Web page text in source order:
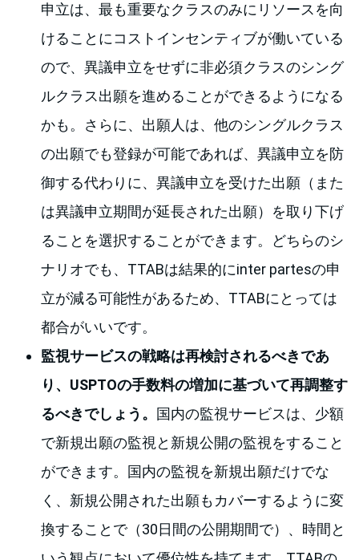
申立は、最も重要なクラスのみにリソースを向
けることにコストインセンティブが働いている
ので、異議申立をせずに非必須クラスのシング
ルクラス出願を進めることができるようになる
かも。さらに、出願人は、他のシングルクラス
の出願でも登録が可能であれば、異議申立を防
御する代わりに、異議申立を受けた出願（また
は異議申立期間が延長された出願）を取り下げ
ることを選択することができます。どちらのシ
ナリオでも、TTABは結果的にinter partesの申
立が減る可能性があるため、TTABにとっては
都合がいいです。
監視サービスの戦略は再検討されるべきであ
り、USPTOの手数料の増加に基づいて再調整す
るべきでしょう。 国内の監視サービスは、少額
で新規出願の監視と新規公開の監視をすること
ができます。国内の監視を新規出願だけでな
く、新規公開された出願もカバーするように変
換することで（30日間の公開期間で）、時間と